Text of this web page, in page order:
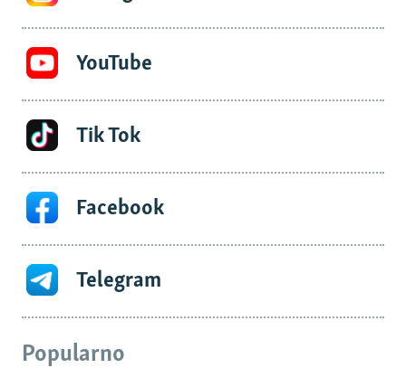
YouTube
Tik Tok
Facebook
Telegram
Popularno